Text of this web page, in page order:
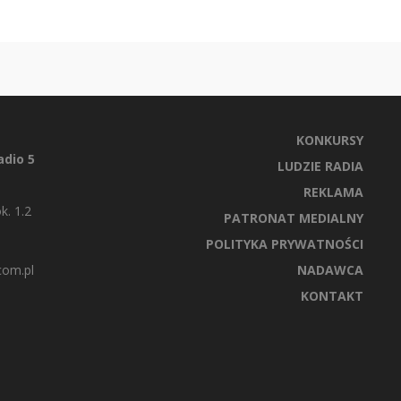
5
1.2
KONKURSY
LUDZIE RADIA
REKLAMA
PATRONAT MEDIALNY
POLITYKA PRYWATNOŚCI
NADAWCA
KONTAKT